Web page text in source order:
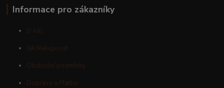
Informace pro zákazníky
O nás
Jak Nakupovat
Obchodní podmínky
Doprava a Platby